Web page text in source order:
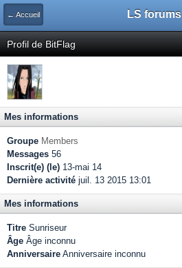
← Accueil LS forums
Profil de BitFlag
Mes informations
Groupe Members
Messages 56
Inscrit(e) (le) 13-mai 14
Dernière activité juil. 13 2015 13:01
Mes informations
Titre Sunriseur
Âge Âge inconnu
Anniversaire Anniversaire inconnu